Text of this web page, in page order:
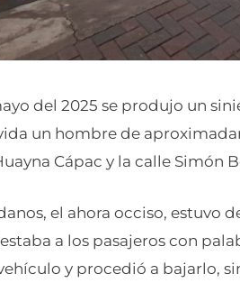
del 2025 se produjo un
un hombre de
Cápac y la calle Simón
el ahora occiso, estuvo
a los pasajeros con
y procedió a bajarlo,